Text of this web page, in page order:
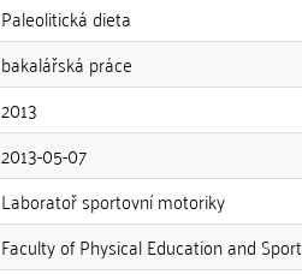
Paleolitická dieta
bakalářská práce
2013
2013-05-07
Laboratoř sportovní motoriky
Faculty of Physical Education and Sport